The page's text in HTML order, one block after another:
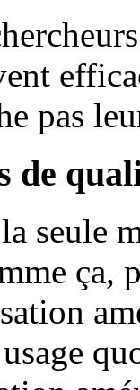
pas
de
seule
ça,